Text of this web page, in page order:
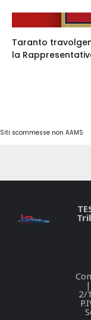
Taranto
la
Siti scommesse non AAMS
2/